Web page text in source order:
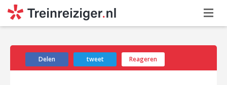
Delen tweet Reageren